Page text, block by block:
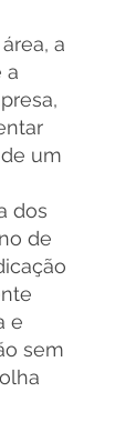
a
a
um
dos
de
e
sem